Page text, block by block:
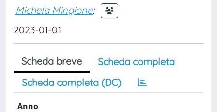
Michela Mingione;
2023-01-01
Scheda breve
Scheda completa
Scheda completa (DC)
Anno